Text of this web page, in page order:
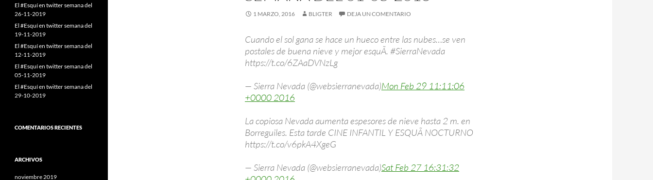
1 MARZO, 2016 BLIGTER DEJA UN COMENTARIO
Cuando el sol gana se hace un hueco entre las nubes…se ven
postales de buena nieve y mejor esquÃ­. #SierraNevada
https://t.co/6ZAaDVNzLg
— Sierra Nevada (@websierranevada)Mon Feb 29 11:11:06
+0000 2016
La copiosa Nevada aumenta espesores de nieve hasta 2 m. en
Borreguiles. Esta tarde CINE INFANTIL Y ESQUÃ NOCTURNO
https://t.co/v6pkA4XgeG
— Sierra Nevada (@websierranevada)Sat Feb 27 16:31:32
El #Esquí en twitter semana del
26-11-2019
El #Esquí en twitter semana del
19-11-2019
El #Esquí en twitter semana del
12-11-2019
El #Esquí en twitter semana del
05-11-2019
El #Esquí en twitter semana del
29-10-2019
COMENTARIOS RECIENTES
ARCHIVOS
noviembre 2019